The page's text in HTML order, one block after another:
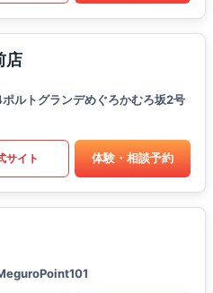
店
ルトグランデめぐろかむろ坂2号
サイト 体験・相談予約